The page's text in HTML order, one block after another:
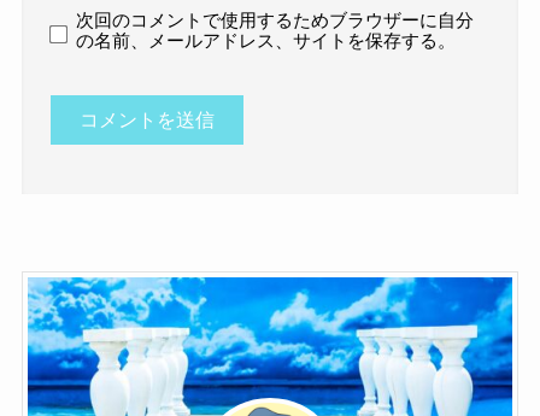
次回のコメントで使用するためブラウザーに自分
の名前、メールアドレス、サイトを保存する。